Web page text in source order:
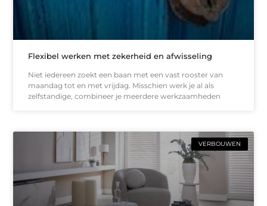
Flexibel werken met zekerheid en afwisseling
Niet iedereen zoekt een baan met een vast rooster van
maandag tot en met vrijdag. Misschien werk je al als
zelfstandige, combineer je meerdere werkzaamheden
VERBOUWEN